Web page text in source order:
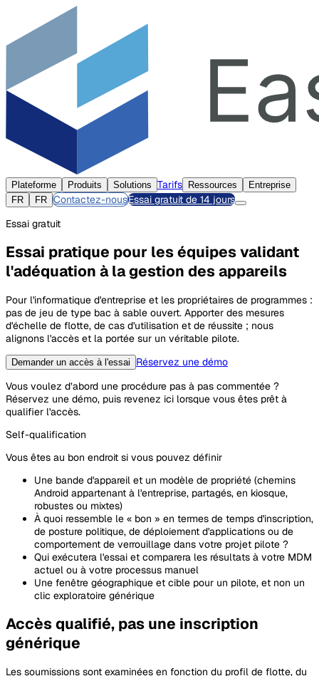
Plateforme Produits Solutions Tarifs Ressources
Entreprise
FR
FR Contactez-nousEssai gratuit de 14 jours
Essai gratuit
Essai pratique pour les équipes validant
l'adéquation à la gestion des appareils
Pour l'informatique d'entreprise et les propriétaires de programmes :
pas de jeu de type bac à sable ouvert. Apporter des mesures
d'échelle de flotte, de cas d'utilisation et de réussite ; nous
alignons l'accès et la portée sur un véritable pilote.
Demander un accès à l'essai
Réservez une démo
Vous voulez d’abord une procédure pas à pas commentée ?
Réservez une démo, puis revenez ici lorsque vous êtes prêt à
qualifier l'accès.
Self-qualification
Vous êtes au bon endroit si vous pouvez définir
Une bande d'appareil et un modèle de propriété (chemins
Android appartenant à l'entreprise, partagés, en kiosque,
robustes ou mixtes)
À quoi ressemble le « bon » en termes de temps d'inscription,
de posture politique, de déploiement d'applications ou de
comportement de verrouillage dans votre projet pilote ?
Qui exécutera l'essai et comparera les résultats à votre MDM
actuel ou à votre processus manuel
Une fenêtre géographique et cible pour un pilote, et non un
clic exploratoire générique
Accès qualifié, pas une inscription
générique
Les soumissions sont examinées en fonction du profil de flotte, du